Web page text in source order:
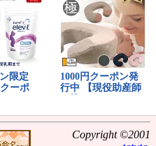
Copyright ©2001